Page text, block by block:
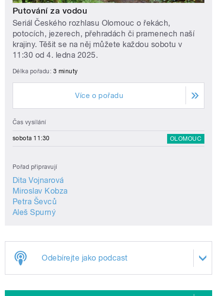
Putování za vodou
Seriál Českého rozhlasu Olomouc o řekách,
potocích, jezerech, přehradách či pramenech naší
krajiny. Těšit se na něj můžete každou sobotu v
11:30 od 4. ledna 2025.
Délka pořadu: 3 minuty
Více o pořadu
Čas vysílání
sobota 11:30 OLOMOUC
Pořad připravují
Dita Vojnarová
Miroslav Kobza
Petra Ševců
Aleš Spurný
Odebírejte jako podcast